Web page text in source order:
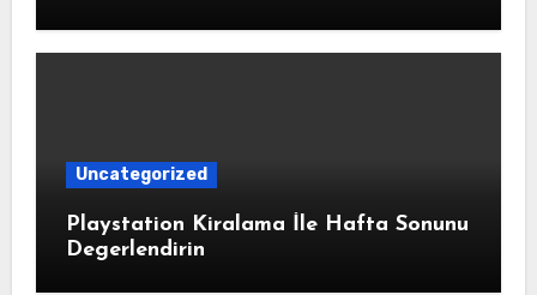
Uncategorized
Playstation Kiralama İle Hafta Sonunu
Degerlendirin